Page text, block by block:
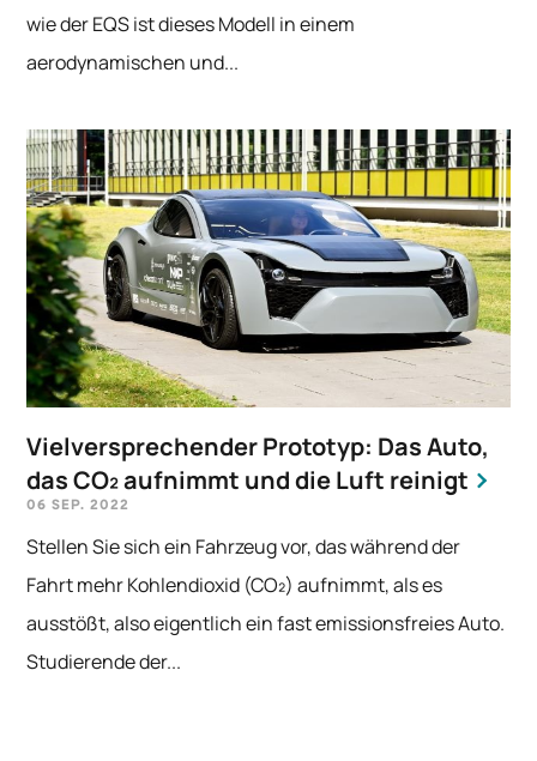
wie der EQS ist dieses Modell in einem
aerodynamischen und...
Vielversprechender Prototyp: Das Auto,
das CO₂ aufnimmt und die Luft reinigt
06 SEP. 2022
Stellen Sie sich ein Fahrzeug vor, das während der
Fahrt mehr Kohlendioxid (CO₂) aufnimmt, als es
ausstößt, also eigentlich ein fast emissionsfreies Auto.
Studierende der...